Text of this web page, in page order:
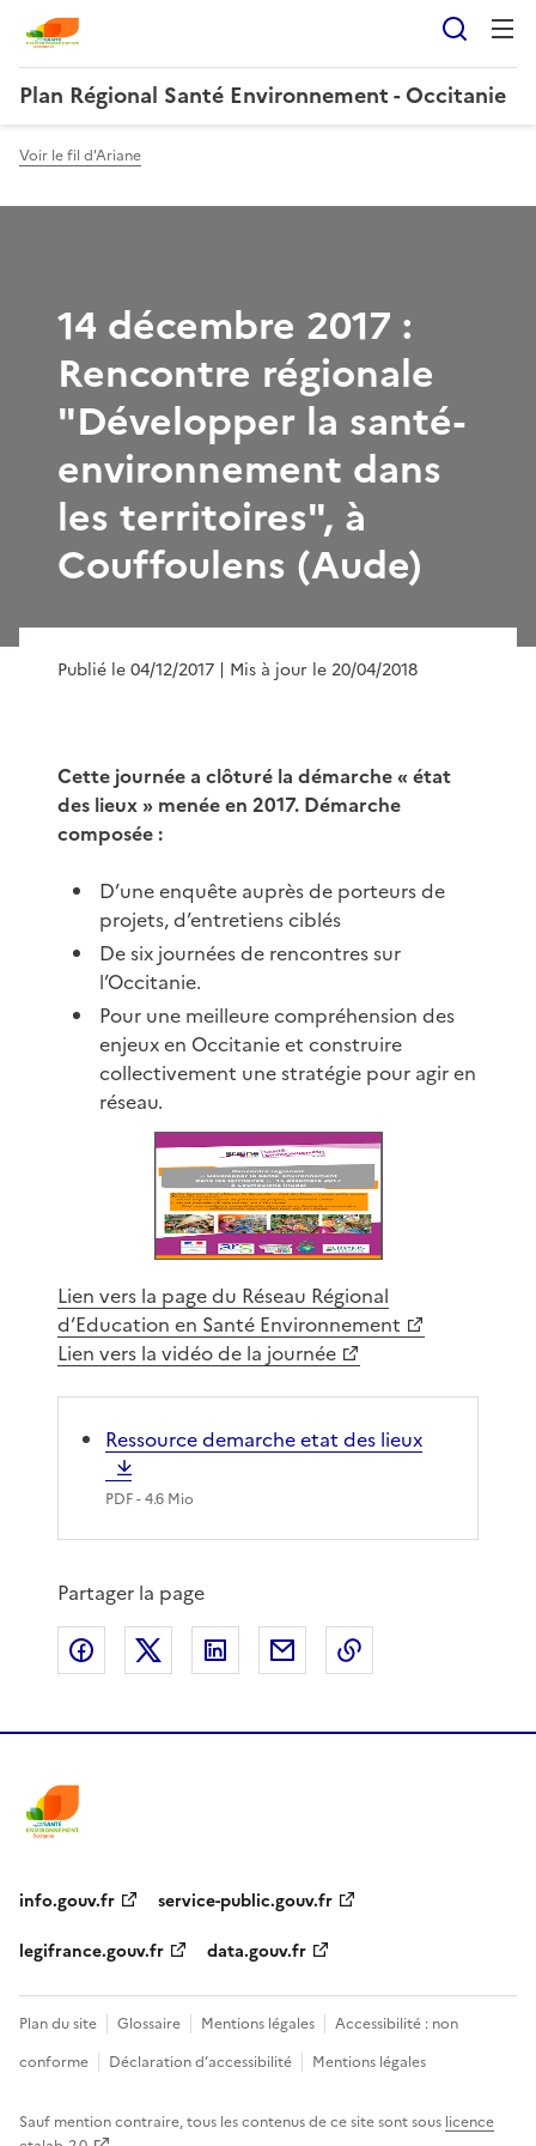
Plan Régional Santé Environnement - Occitanie
Voir le fil d'Ariane
14 décembre 2017 :
Rencontre régionale
"Développer la santé-
environnement dans
les territoires", à
Couffoulens (Aude)
Publié le 04/12/2017 | Mis à jour le 20/04/2018
Cette journée a clôturé la démarche « état
des lieux » menée en 2017. Démarche
composée :
D’une enquête auprès de porteurs de
projets, d’entretiens ciblés
De six journées de rencontres sur
l’Occitanie.
Pour une meilleure compréhension des
enjeux en Occitanie et construire
collectivement une stratégie pour agir en
réseau.
Lien vers la page du Réseau Régional
d’Education en Santé Environnement
Lien vers la vidéo de la journée
Ressource demarche etat des lieux
PDF- 4.6 Mio
Partager la page
Partager sur Facebook
Partager sur XPartager sur LinkedIn
Partager par email
info.gouv.fr
service-public.gouv.fr
legifrance.gouv.fr
data.gouv.fr
Plan du site Glossaire Mentions légales
Accessibilité : non
conforme
Déclaration d’accessibilité Mentions légales
Sauf mention contraire, tous les contenus de ce site sont sous licence